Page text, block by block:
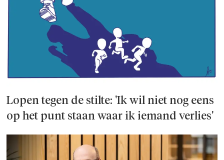
Lopen tegen de stilte: 'Ik wil niet nog eens
op het punt staan waar ik iemand verlies'